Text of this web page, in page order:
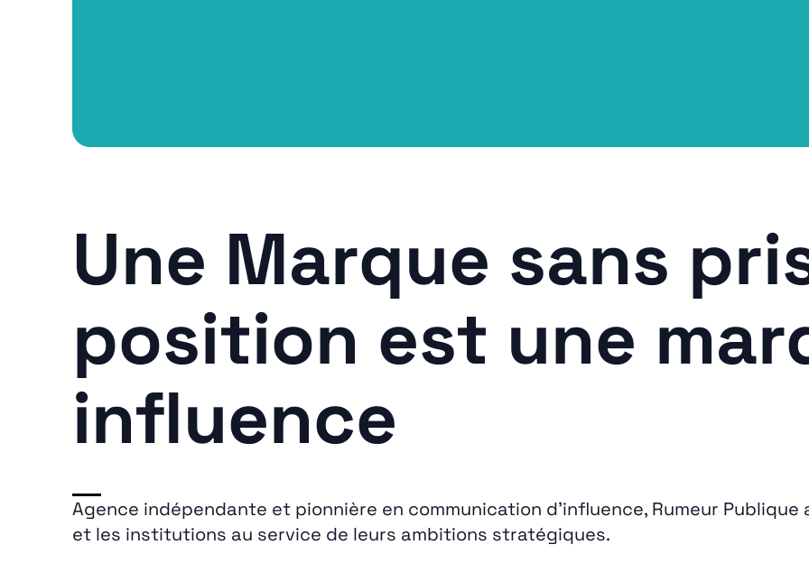
Une Marque sans
position est une
influence
Agence indépendante et pionnière en communication d’influence, Rumeur
et les institutions au service de leurs ambitions stratégiques.